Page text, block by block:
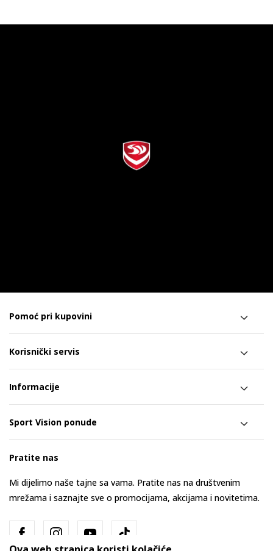
Pomoć pri kupovini
Korisnički servis
Informacije
Sport Vision ponude
Pratite nas
Mi dijelimo naše tajne sa vama. Pratite nas na društvenim
mrežama i saznajte sve o promocijama, akcijama i novitetima.